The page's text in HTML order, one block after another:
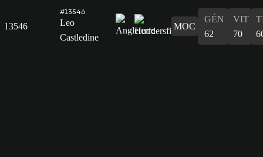
13546
#13546
Leo
Castledine
MOC
GÉN
62
VIT
70